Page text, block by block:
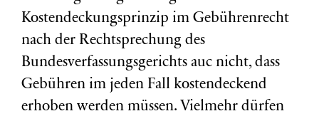
Kostendeckungsprinzip im Gebührenrecht
nach der Rechtsprechung des
Bundesverfassungsgerichts auc nicht, dass
Gebühren im jeden Fall kostendeckend
erhoben werden müssen. Vielmehr dürfen